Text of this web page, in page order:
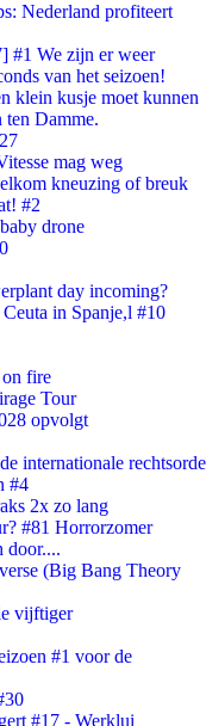
Nederland profiteert
#1 We zijn er weer
van het seizoen!
klein kusje moet kunnen
Damme.
mag weg
kneuzing of breuk
#2
drone
day incoming?
in Spanje,l #10
fire
Tour
opvolgt
internationale rechtsorde
#4
2x zo lang
#81 Horrorzomer
door....
(Big Bang Theory
vijftiger
#1 voor de
#17 - Werklui